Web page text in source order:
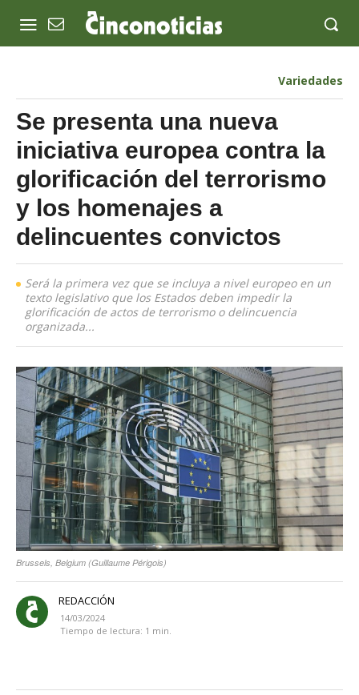
Variedades
Se presenta una nueva
iniciativa europea contra la
glorificación del terrorismo
y los homenajes a
delincuentes convictos
Será la primera vez que se incluya a nivel europeo en un
texto legislativo que los Estados deben impedir la
glorificación de actos de terrorismo o delincuencia
organizada...
Brussels, Belgium (Guillaume Périgois)
REDACCIÓN
14/03/2024
Tiempo de lectura: 1 min.